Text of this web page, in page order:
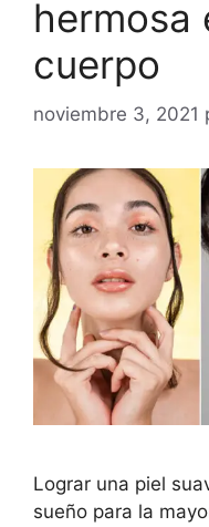
hermosa
cuerpo
noviembre 3, 2021
Lograr una piel
sueño para la